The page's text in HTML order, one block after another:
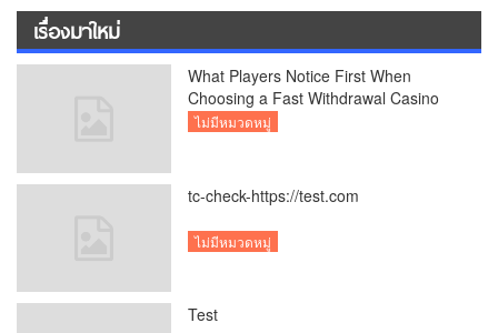
เรื่องมาใหม่
What Players Notice First When
Choosing a Fast Withdrawal Casino
UK
ไม่มีหมวดหมู่
tc-check-https://test.com
ไม่มีหมวดหมู่
Test